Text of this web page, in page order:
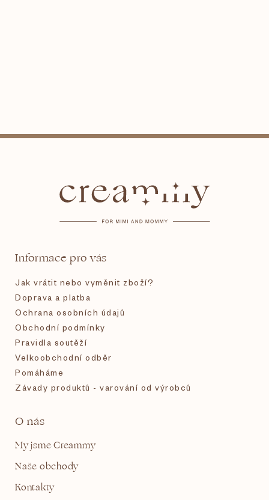
Informace pro vás
Jak vrátit nebo vyměnit zboží?
Doprava a platba
Ochrana osobních údajů
Obchodní podmínky
Pravidla soutěží
Velkoobchodní odběr
Pomáháme
Závady produktů - varování od výrobců
O nás
My jsme Creammy
Naše obchody
Kontakty